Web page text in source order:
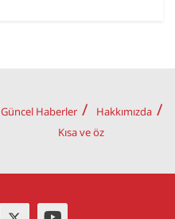
Güncel Haberler
Hakkımızda
Kısa ve öz